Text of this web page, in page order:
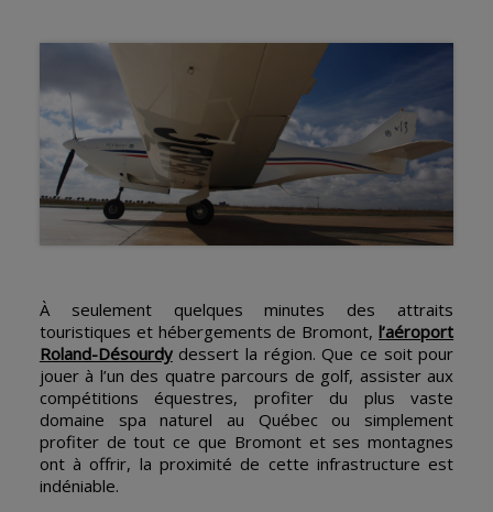
À seulement quelques minutes des attraits
touristiques et hébergements de Bromont,l’aéroport
Roland-Désourdydessert la région. Que ce soit pour
jouer à l’un des quatre parcours de golf, assister aux
compétitions équestres, profiter du plus vaste
domaine spa naturel au Québec ou simplement
profiter de tout ce que Bromont et ses montagnes
ont à offrir, la proximité de cette infrastructure est
indéniable.